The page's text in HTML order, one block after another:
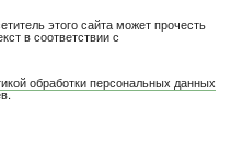
этого сайта может прочесть
в соответствии с
обработки персональных данных